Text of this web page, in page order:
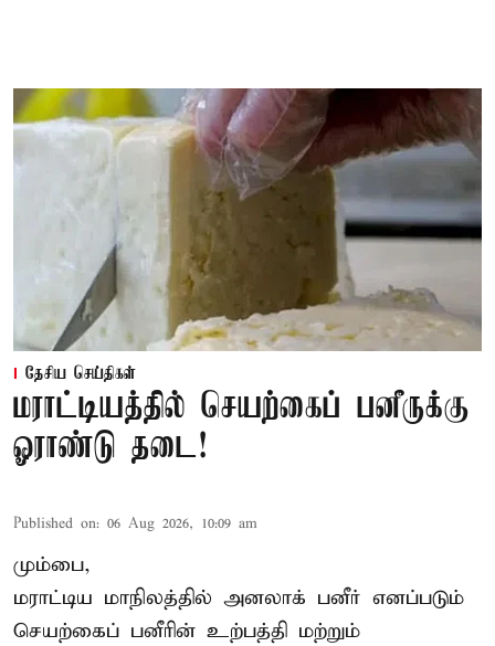
தேசிய செய்திகள்
மராட்டியத்தில் செயற்கைப் பனீருக்கு
ஓராண்டு தடை!
Published on: 06 Aug 2026, 10:09 am
மும்பை,
மராட்டிய மாநிலத்தில் அனலாக் பனீர் எனப்படும்
செயற்கைப் பனீரின் உற்பத்தி மற்றும்